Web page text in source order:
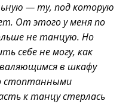
— ту, под которую
От этого у меня по
не танцую. Но
себе не могу, как
в шкафу
стоптанными
к танцу стерлась